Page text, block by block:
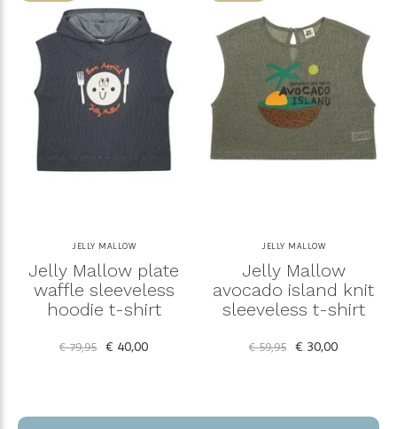
JELLY MALLOW
Jelly Mallow plate
waffle sleeveless
hoodie t-shirt
€ 79,95 € 40,00
JELLY MALLOW
Jelly Mallow
avocado island knit
sleeveless t-shirt
€ 59,95 € 30,00